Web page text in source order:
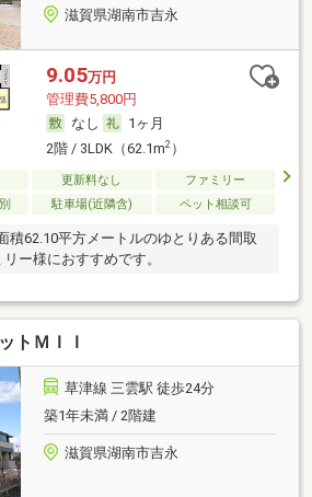
滋賀県湖南市吉永
9.05万円
管理費5,800円
なし
1ヶ月
2階 / 3LDK（62.1m2）
更新料なし
ファミリー
駐車場(近隣含) ペット相談可
積62.10平方メートルのゆとりある間取
ー様におすすめです。
トＭＩＩ
草津線 三雲駅 徒歩24分
築1年未満 / 2階建
滋賀県湖南市吉永